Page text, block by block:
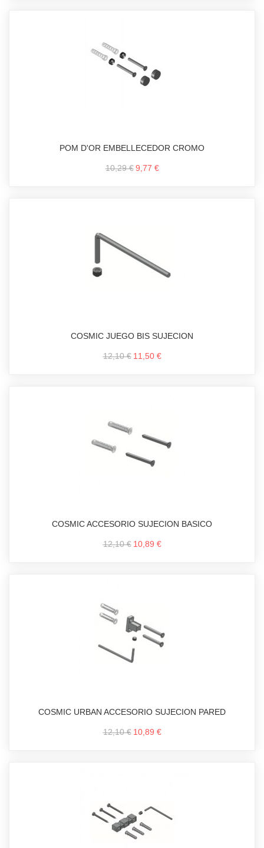
POM D'OR EMBELLECEDOR CROMO
10,29 € 9,77 €
COSMIC JUEGO BIS SUJECION
12,10 € 11,50 €
COSMIC ACCESORIO SUJECION BASICO
12,10 € 10,89 €
COSMIC URBAN ACCESORIO SUJECION PARED
12,10 € 10,89 €